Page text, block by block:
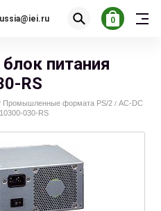
0
питания
RS
Промышленные формата PS/2 / AC-DС
030-RS